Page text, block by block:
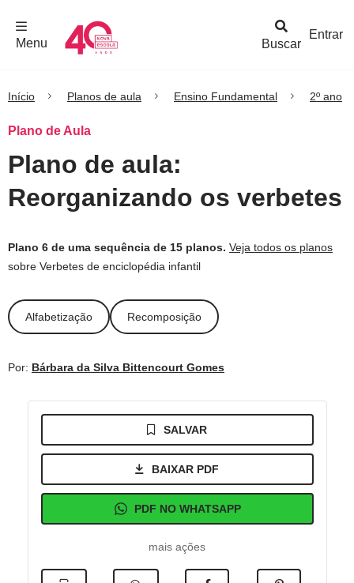
Buscar
Menu
Entrar
Início Planos de aula Ensino Fundamental 2º ano
Plano de Aula
Plano de aula:
Reorganizando os verbetes
Plano 6 de uma sequência de 15 planos. Veja todos os planos
sobre Verbetes de enciclopédia infantil
Alfabetização Recomposição
Por: Bárbara da Silva Bittencourt Gomes
SALVAR
BAIXAR PDF
PDF NO WHATSAPP
mais ações